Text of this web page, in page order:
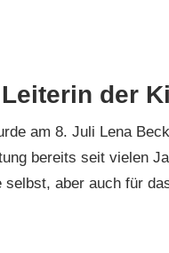
der
am 8. Juli Lena
bereits seit vielen
aber auch für